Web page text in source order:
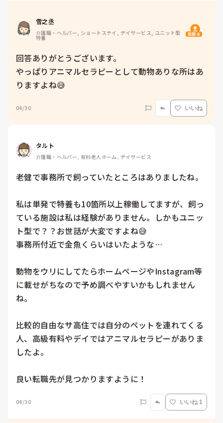
雪之丞
介護職・ヘルパー, ショートステイ, デイサービス, ユニット型
特養 質問主
回答ありがとうございます。
やっぱりアニマルセラピーとして動物ありな所はあ
りますよね😅
04/30 いいね
タルト
介護職・ヘルパー, 有料老人ホーム, デイサービス
老健で事務所で飼っていたところはありましたね。
私は単発で特養も10箇所以上稼働してますが、飼っ
ている施設は私は経験がありません。しかもユニッ
ト型で？？お世話が大変ですよね😅
事務所付近で金魚くらいはいたような…
動物をウリにしてたらホームページやInstagram等
に載せがちなので予め調べやすいかもしれません
ね。
比較的自由なサ高住では自分のペットを連れてくる
人、高級有料やデイではアニマルセラピーがありま
したよ。
良い転職先が見つかりますように！
04/30 いいね 1